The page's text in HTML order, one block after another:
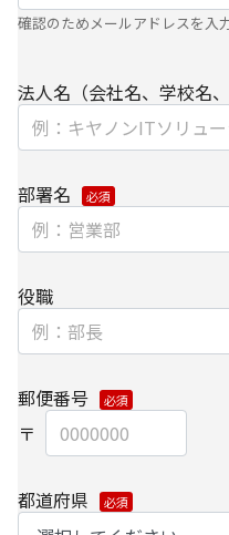
・上記利用目的の範囲内で
個人情報を提供する場合は
供いたします。
よびパートナー企業より直
【委託先に関して】
保持契約を締結し委託先を
【情報提供の任意性に関して
種情報/サービスをお届けで
【個人情報の開示/訂正/削除
は、下記の【お問い合わせ
また、お手続きの詳細につ
確認のためメールアドレスを入
法人名（会社名、学校名、
部署名
役職
郵便番号
都道府県